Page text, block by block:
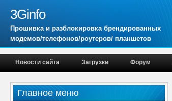
3Ginfo
Прошивка и разблокировка брендированных
модемов/телефонов/роутеров/ планшетов
Новости сайта Загрузки Форум
Главное меню